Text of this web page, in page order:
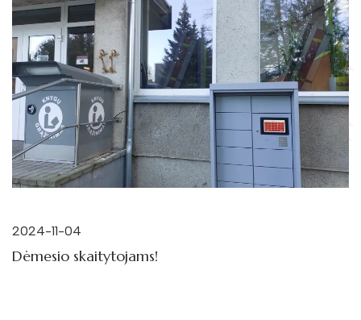
Virtuali biblioteka
2024-11-04
Dėmesio skaitytojams!